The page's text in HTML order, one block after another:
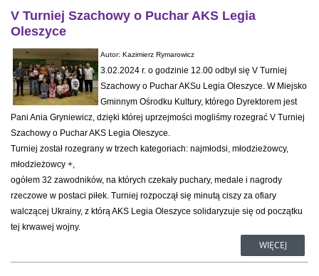
V Turniej Szachowy o Puchar AKS Legia
Oleszyce
Autor: Kazimierz Rymarowicz
3.02.2024 r. o godzinie 12.00 odbył się V Turniej
Szachowy o Puchar AKSu Legia Oleszyce. W Miejsko
Gminnym Ośrodku Kultury, którego Dyrektorem jest
Pani Ania Gryniewicz, dzięki której uprzejmości mogliśmy rozegrać V Turniej
Szachowy o Puchar AKS Legia Oleszyce.
Turniej został rozegrany w trzech kategoriach: najmłodsi, młodzieżowcy,
młodzieżowcy +,
ogółem 32 zawodników, na których czekały puchary, medale i nagrody
rzeczowe w postaci piłek. Turniej rozpoczął się minutą ciszy za ofiary
walczącej Ukrainy, z którą AKS Legia Oleszyce solidaryzuje się od początku
tej krwawej wojny.
WIĘCEJ